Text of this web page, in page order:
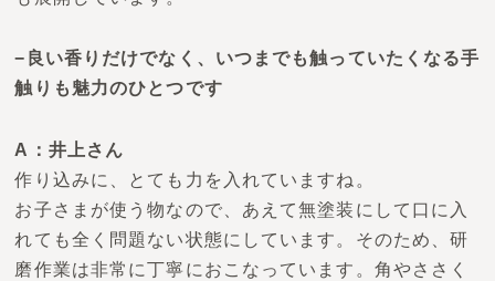
−良い香りだけでなく、いつまでも触っていたくなる手
触りも魅力のひとつです
A：井上さん
作り込みに、とても力を入れていますね。
お子さまが使う物なので、あえて無塗装にして口に入
れても全く問題ない状態にしています。そのため、研
磨作業は非常に丁寧におこなっています。角やささく